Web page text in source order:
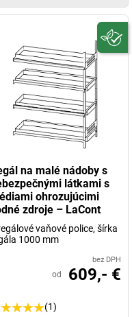
na malé nádoby s
látkami s
ohrozujúcimi
zdroje – LaCont
vaňové police, šírka
1000 mm
bez DPH
od 609,- €
(1)